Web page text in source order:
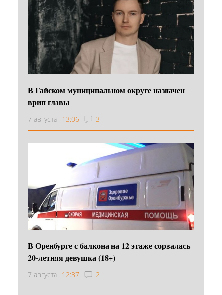
В Гайском муниципальном округе назначен
врип главы
7 августа 13:06 3
В Оренбурге с балкона на 12 этаже сорвалась
20-летняя девушка (18+)
7 августа 12:37 2